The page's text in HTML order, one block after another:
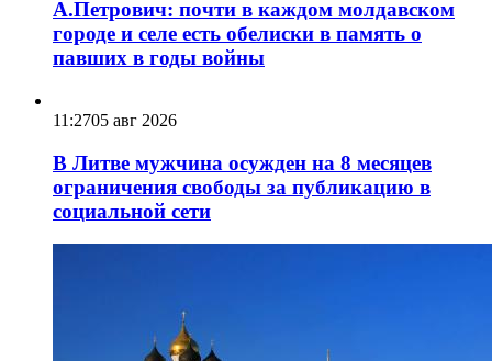
А.Петрович: почти в каждом молдавском
городе и селе есть обелиски в память о
павших в годы войны
11:2705 авг 2026
В Литве мужчина осужден на 8 месяцев
ограничения свободы за публикацию в
социальной сети